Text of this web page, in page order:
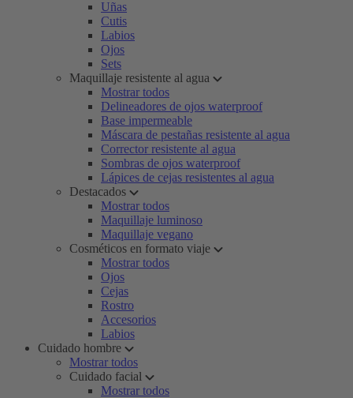
Uñas
Cutis
Labios
Ojos
Sets
Maquillaje resistente al agua
Mostrar todos
Delineadores de ojos waterproof
Base impermeable
Máscara de pestañas resistente al agua
Corrector resistente al agua
Sombras de ojos waterproof
Lápices de cejas resistentes al agua
Destacados
Mostrar todos
Maquillaje luminoso
Maquillaje vegano
Cosméticos en formato viaje
Mostrar todos
Ojos
Cejas
Rostro
Accesorios
Labios
Cuidado hombre
Mostrar todos
Cuidado facial
Mostrar todos